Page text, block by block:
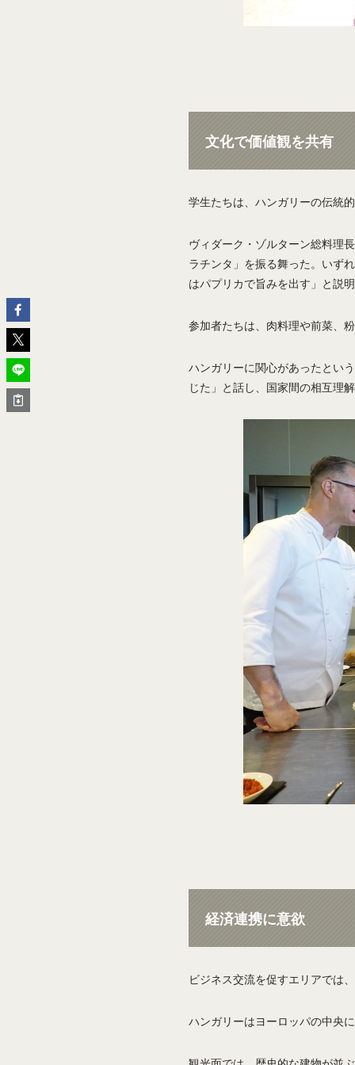
文化で価値観を共有
学生たちは、ハンガリーの伝統
ヴィダーク・ゾルターン総料理
ラチンタ」を振る舞った。いず
はパプリカで旨みを出す」と説
参加者たちは、肉料理や前菜、
ハンガリーに関心があったとい
じた」と話し、国家間の相互理
経済連携に意欲
ビジネス交流を促すエリアでは
ハンガリーはヨーロッパの中央